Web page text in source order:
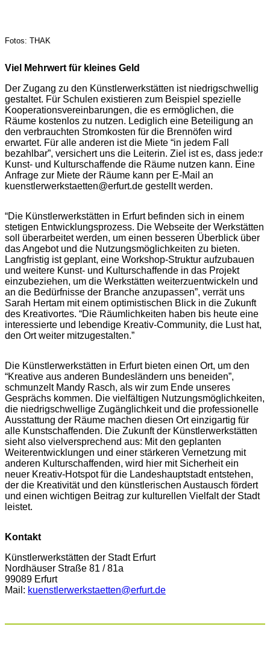
Fotos: THAK
Viel Mehrwert für kleines Geld
Der Zugang zu den Künstlerwerkstätten ist niedrigschwellig
gestaltet. Für Schulen existieren zum Beispiel spezielle
Kooperationsvereinbarungen, die es ermöglichen, die
Räume kostenlos zu nutzen. Lediglich eine Beteiligung an
den verbrauchten Stromkosten für die Brennöfen wird
erwartet. Für alle anderen ist die Miete “in jedem Fall
bezahlbar”, versichert uns die Leiterin. Ziel ist es, dass jede:r
Kunst- und Kulturschaffende die Räume nutzen kann. Eine
Anfrage zur Miete der Räume kann per E-Mail an
kuenstlerwerkstaetten@erfurt.de gestellt werden.
“Die Künstlerwerkstätten in Erfurt befinden sich in einem
stetigen Entwicklungsprozess. Die Webseite der Werkstätten
soll überarbeitet werden, um einen besseren Überblick über
das Angebot und die Nutzungsmöglichkeiten zu bieten.
Langfristig ist geplant, eine Workshop-Struktur aufzubauen
und weitere Kunst- und Kulturschaffende in das Projekt
einzubeziehen, um die Werkstätten weiterzuentwickeln und
an die Bedürfnisse der Branche anzupassen”, verrät uns
Sarah Hertam mit einem optimistischen Blick in die Zukunft
des Kreativortes. “Die Räumlichkeiten haben bis heute eine
interessierte und lebendige Kreativ-Community, die Lust hat,
den Ort weiter mitzugestalten.”
Die Künstlerwerkstätten in Erfurt bieten einen Ort, um den
“Kreative aus anderen Bundesländern uns beneiden”,
schmunzelt Mandy Rasch, als wir zum Ende unseres
Gesprächs kommen. Die vielfältigen Nutzungsmöglichkeiten,
die niedrigschwellige Zugänglichkeit und die professionelle
Ausstattung der Räume machen diesen Ort einzigartig für
alle Kunstschaffenden. Die Zukunft der Künstlerwerkstätten
sieht also vielversprechend aus: Mit den geplanten
Weiterentwicklungen und einer stärkeren Vernetzung mit
anderen Kulturschaffenden, wird hier mit Sicherheit ein
neuer Kreativ-Hotspot für die Landeshauptstadt entstehen,
der die Kreativität und den künstlerischen Austausch fördert
und einen wichtigen Beitrag zur kulturellen Vielfalt der Stadt
leistet.
Kontakt
Künstlerwerkstätten der Stadt Erfurt
Nordhäuser Straße 81 / 81a
99089 Erfurt
Mail: kuenstlerwerkstaetten@erfurt.de